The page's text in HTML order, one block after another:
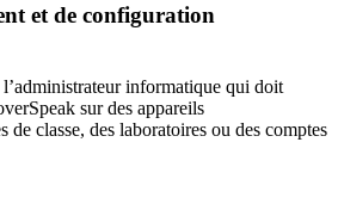
et de configuration
l’administrateur informatique qui doit
sur des appareils
de classe, des laboratoires ou des comptes